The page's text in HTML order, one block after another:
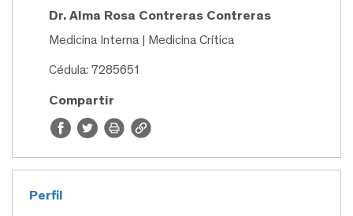
Dr. Alma Rosa Contreras Contreras
Medicina Interna | Medicina Crítica
Cédula: 7285651
Compartir
Perfil